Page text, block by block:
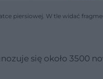
piersiowej. W tle widać
się około 3500